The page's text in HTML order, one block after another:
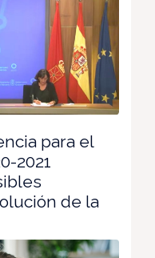
para el
2021
de la